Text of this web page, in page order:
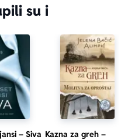
su i
– Siva Kazna za greh –